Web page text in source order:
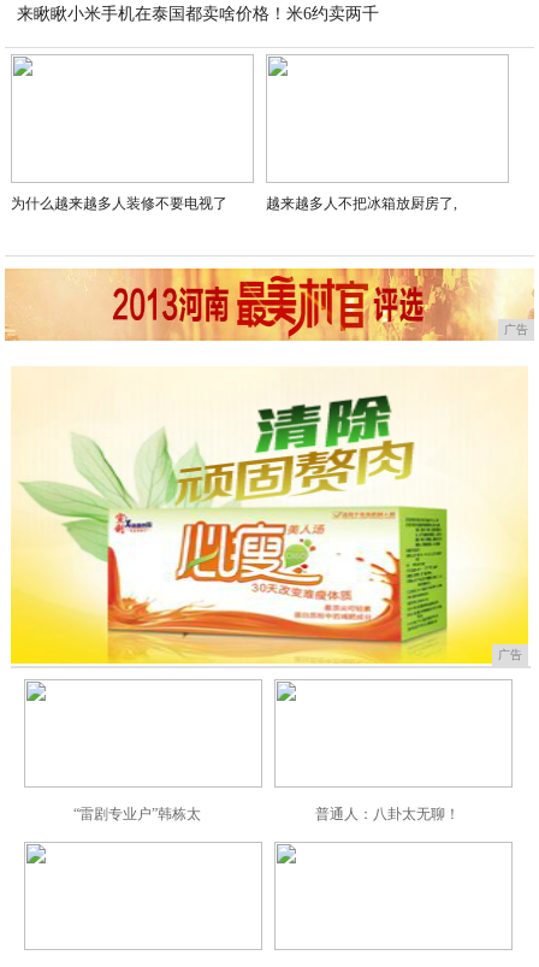
来瞅瞅小米手机在泰国都卖啥价格！米6约卖两千
2020-07-18
为什么越来越多人装修不要电视了 越来越多人不把冰箱放厨房了,
广告
广告
“雷剧专业户”韩栋太 普通人：八卦太无聊！